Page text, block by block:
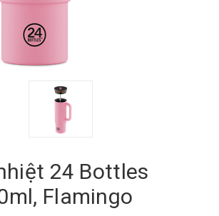
24 Bottles
Flamingo